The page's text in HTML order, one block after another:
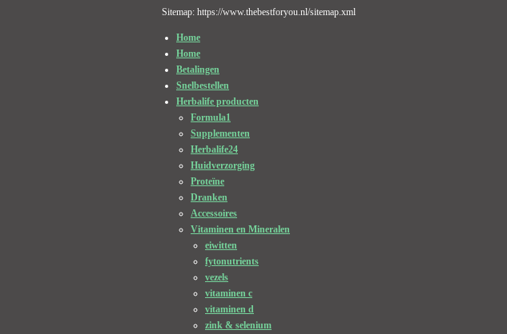
Sitemap: https://www.thebestforyou.nl/sitemap.xml
Home
Home
Betalingen
Snelbestellen
Herbalife producten
Formula1
Supplementen
Herbalife24
Huidverzorging
Proteïne
Dranken
Accessoires
Vitaminen en Mineralen
eiwitten
fytonutrients
vezels
vitaminen c
vitaminen d
zink & selenium